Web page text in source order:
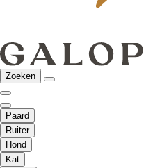
Zoeken
Paard
Ruiter
Hond
Kat